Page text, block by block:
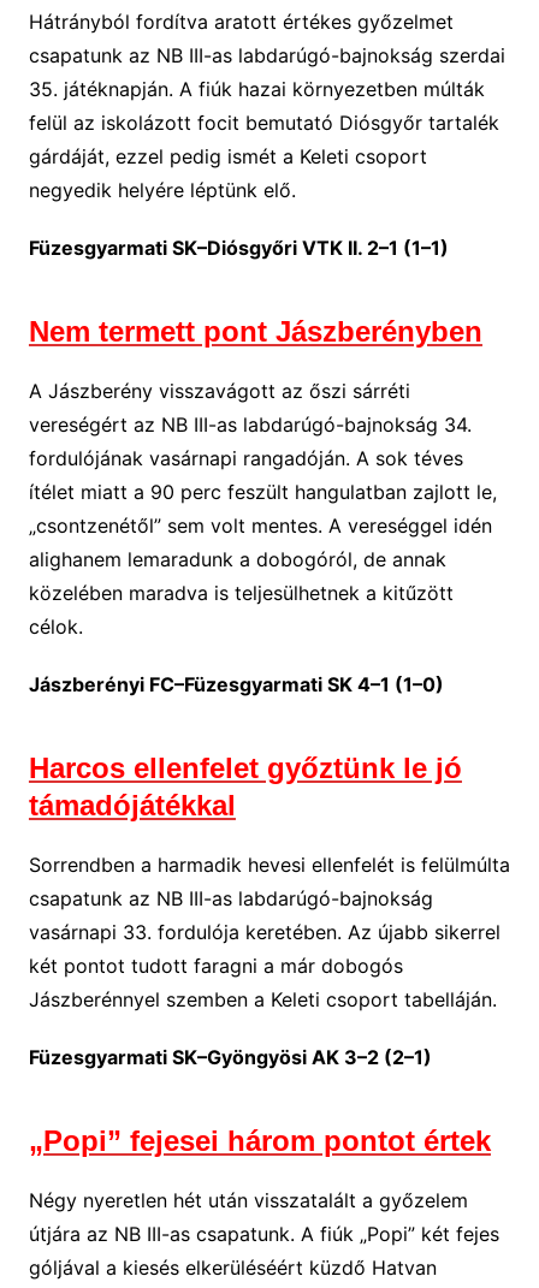
Hátrányból fordítva aratott értékes győzelmet
csapatunk az NB III-as labdarúgó-bajnokság szerdai
35. játéknapján. A fiúk hazai környezetben múlták
felül az iskolázott focit bemutató Diósgyőr tartalék
gárdáját, ezzel pedig ismét a Keleti csoport
negyedik helyére léptünk elő.
Füzesgyarmati SK–Diósgyőri VTK II. 2–1 (1–1)
Nem termett pont Jászberényben
A Jászberény visszavágott az őszi sárréti
vereségért az NB III-as labdarúgó-bajnokság 34.
fordulójának vasárnapi rangadóján. A sok téves
ítélet miatt a 90 perc feszült hangulatban zajlott le,
„csontzenétől” sem volt mentes. A vereséggel idén
alighanem lemaradunk a dobogóról, de annak
közelében maradva is teljesülhetnek a kitűzött
célok.
Jászberényi FC–Füzesgyarmati SK 4–1 (1–0)
Harcos ellenfelet győztünk le jó
támadójátékkal
Sorrendben a harmadik hevesi ellenfelét is felülmúlta
csapatunk az NB III-as labdarúgó-bajnokság
vasárnapi 33. fordulója keretében. Az újabb sikerrel
két pontot tudott faragni a már dobogós
Jászberénnyel szemben a Keleti csoport tabelláján.
Füzesgyarmati SK–Gyöngyösi AK 3–2 (2–1)
„Popi” fejesei három pontot értek
Négy nyeretlen hét után visszatalált a győzelem
útjára az NB III-as csapatunk. A fiúk „Popi” két fejes
góljával a kiesés elkerüléséért küzdő Hatvan